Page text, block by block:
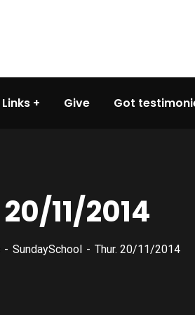
Give Got
11/2014
SundaySchool Thur. 20/11/2014